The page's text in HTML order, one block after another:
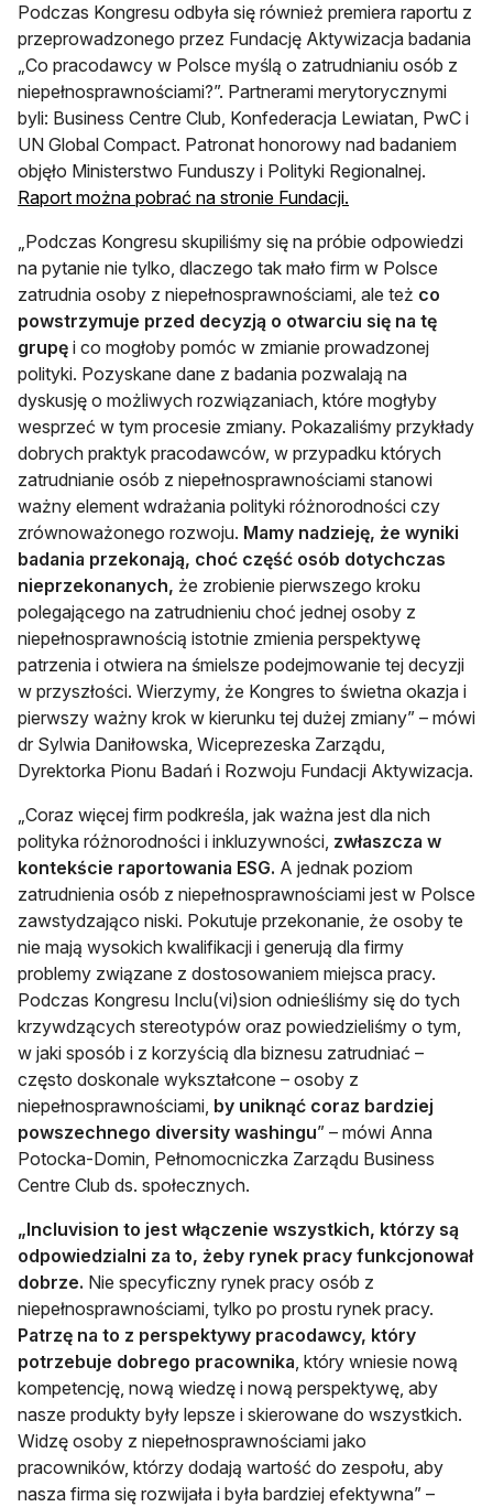
Podczas Kongresu odbyła się również premiera raportu z
przeprowadzonego przez Fundację Aktywizacja badania
„Co pracodawcy w Polsce myślą o zatrudnianiu osób z
niepełnosprawnościami?”. Partnerami merytorycznymi
byli: Business Centre Club, Konfederacja Lewiatan, PwC i
UN Global Compact. Patronat honorowy nad badaniem
objęło Ministerstwo Funduszy i Polityki Regionalnej.
Raport można pobrać na stronie Fundacji.
„Podczas Kongresu skupiliśmy się na próbie odpowiedzi
na pytanie nie tylko, dlaczego tak mało firm w Polsce
zatrudnia osoby z niepełnosprawnościami, ale też co
powstrzymuje przed decyzją o otwarciu się na tę
grupę i co mogłoby pomóc w zmianie prowadzonej
polityki. Pozyskane dane z badania pozwalają na
dyskusję o możliwych rozwiązaniach, które mogłyby
wesprzeć w tym procesie zmiany. Pokazaliśmy przykłady
dobrych praktyk pracodawców, w przypadku których
zatrudnianie osób z niepełnosprawnościami stanowi
ważny element wdrażania polityki różnorodności czy
zrównoważonego rozwoju. Mamy nadzieję, że wyniki
badania przekonają, choć część osób dotychczas
nieprzekonanych, że zrobienie pierwszego kroku
polegającego na zatrudnieniu choć jednej osoby z
niepełnosprawnością istotnie zmienia perspektywę
patrzenia i otwiera na śmielsze podejmowanie tej decyzji
w przyszłości. Wierzymy, że Kongres to świetna okazja i
pierwszy ważny krok w kierunku tej dużej zmiany” – mówi
dr Sylwia Daniłowska, Wiceprezeska Zarządu,
Dyrektorka Pionu Badań i Rozwoju Fundacji Aktywizacja.
„Coraz więcej firm podkreśla, jak ważna jest dla nich
polityka różnorodności i inkluzywności, zwłaszcza w
kontekście raportowania ESG. A jednak poziom
zatrudnienia osób z niepełnosprawnościami jest w Polsce
zawstydzająco niski. Pokutuje przekonanie, że osoby te
nie mają wysokich kwalifikacji i generują dla firmy
problemy związane z dostosowaniem miejsca pracy.
Podczas Kongresu Inclu(vi)sion odnieśliśmy się do tych
krzywdzących stereotypów oraz powiedzieliśmy o tym,
w jaki sposób i z korzyścią dla biznesu zatrudniać –
często doskonale wykształcone – osoby z
niepełnosprawnościami, by uniknąć coraz bardziej
powszechnego diversity washingu” – mówi Anna
Potocka-Domin, Pełnomocniczka Zarządu Business
Centre Club ds. społecznych.
„Incluvision to jest włączenie wszystkich, którzy są
odpowiedzialni za to, żeby rynek pracy funkcjonował
dobrze. Nie specyficzny rynek pracy osób z
niepełnosprawnościami, tylko po prostu rynek pracy.
Patrzę na to z perspektywy pracodawcy, który
potrzebuje dobrego pracownika, który wniesie nową
kompetencję, nową wiedzę i nową perspektywę, aby
nasze produkty były lepsze i skierowane do wszystkich.
Widzę osoby z niepełnosprawnościami jako
pracowników, którzy dodają wartość do zespołu, aby
nasza firma się rozwijała i była bardziej efektywna” –